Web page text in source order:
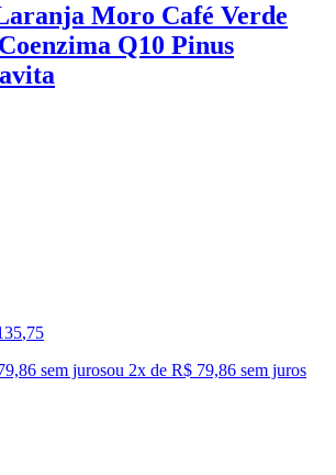
Moro Café Verde
Q10 Pinus
,75
sem jurosou 2x de R$ 79,86 sem juros